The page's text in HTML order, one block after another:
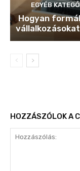
EGYÉB
Hogyan
HOZZÁSZÓLOK A